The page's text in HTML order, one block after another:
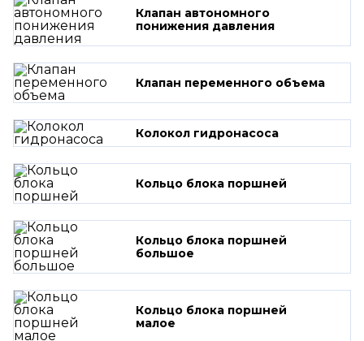
Клапан автономного
понижения давления
Клапан переменного объема
Колокол гидронасоса
Кольцо блока поршней
Кольцо блока поршней
большое
Кольцо блока поршней
малое